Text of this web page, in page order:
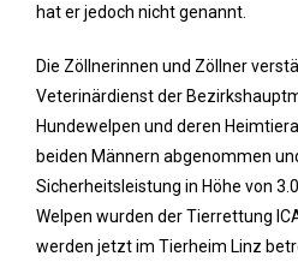
hat er jedoch nicht genannt.
Die Zöllnerinnen und Zöllner
Veterinärdienst der
Hundewelpen und deren
beiden Männern abgenommen
Sicherheitsleistung in Höhe von
Welpen wurden der Tierrettung
werden jetzt im Tierheim Linz